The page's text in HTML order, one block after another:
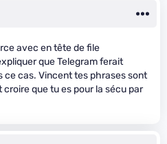
avec en tête de file
que Telegram ferait
ce cas. Vincent tes phrases sont
croire que tu es pour la sécu par